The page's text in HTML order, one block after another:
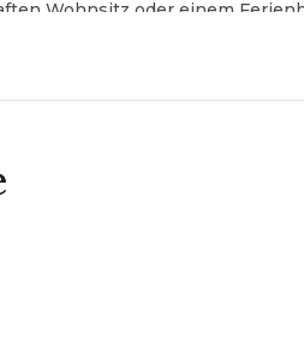
Wohnsitz oder einem
Immobilie, die Luxus,